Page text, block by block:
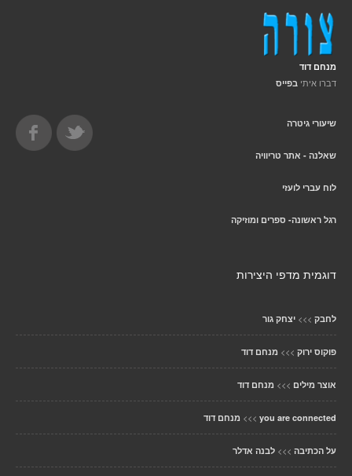
מנחם דוד
דברו איתי בפייס
שיעורי גיטרה
שאלנה - אתר טריוויה
לוח עברי לועזי
רגל ראשונה- ספרים ומוזיקה
דוגמית מדפי היצירות
לחבק >>> יצחק גור
פוקוס ירוק >>> מנחם דוד
אוצר מילים >>> מנחם דוד
you are connected
>>> מנחם דוד
על הכתיבה >>> לבנה אדלר